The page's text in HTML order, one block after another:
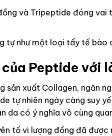
và Tripeptide đóng
như một loại tẩy tế bào
Peptide với
sản xuất Collagen, ngăn
tự nhiên ngày càng suy
da có ý nghĩa vô cùng
tố vi lượng đồng đã